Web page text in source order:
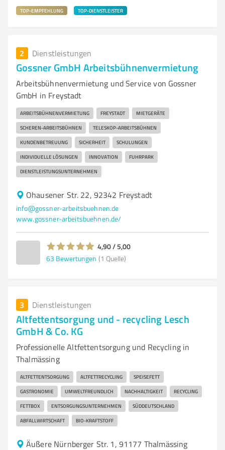
TOP-EMPFEHLUNG TOP-DIENSTLEISTER
2 Dienstleistungen
Gossner GmbH Arbeitsbühnenvermietung
Arbeitsbühnenvermietung und Service von Gossner
GmbH in Freystadt
ARBEITSBÜHNENVERMIETUNG FREYSTADT MIETGERÄTE
SCHEREN-ARBEITSBÜHNEN TELESKOP-ARBEITSBÜHNEN
KUNDENBETREUUNG SICHERHEIT SCHULUNGEN
INDIVIDUELLE LÖSUNGEN INNOVATION FUHRPARK
DIENSTLEISTUNGSUNTERNEHMEN
Ohausener Str. 22, 92342 Freystadt
info@gossner-arbeitsbuehnen.de
www.gossner-arbeitsbuehnen.de/
4,90 / 5,00
63 Bewertungen (1 Quelle)
3 Dienstleistungen
Altfettentsorgung und - recycling Lesch
GmbH & Co. KG
Professionelle Altfettentsorgung und Recycling in
Thalmässing
ALTFETTENTSORGUNG ALTFETTRECYCLING SPEISEFETT
GASTRONOMIE UMWELTFREUNDLICH NACHHALTIGKEIT RECYCLING
FETTBOX ENTSORGUNGSUNTERNEHMEN SÜDDEUTSCHLAND
ABFALLWIRTSCHAFT BIO-KRAFTSTOFF
Äußere Nürnberger Str. 1, 91177 Thalmässing